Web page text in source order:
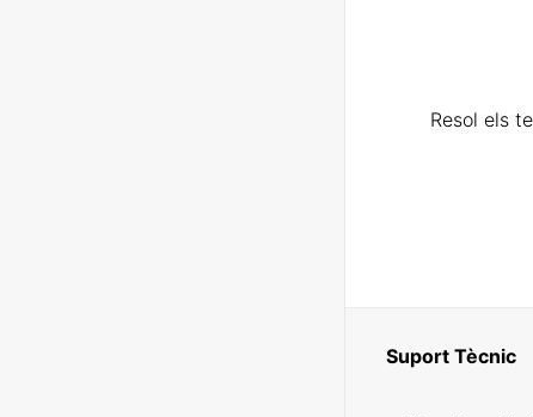
Resol els
Suport Tècnic